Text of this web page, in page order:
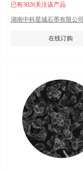
已有3026关注该产品
湖南中科星城石墨有限公司
在线订购